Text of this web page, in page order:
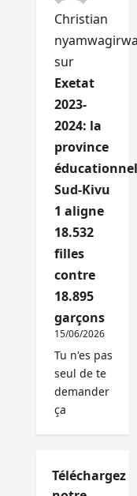
Christian
sur
Exetat
2023-
2024: la
province
Sud-Kivu
1 aligne
18.532
filles
contre
18.895
garçons
15/06/2026
Tu n'es pas
seul de te
demander
ça
Téléchargez